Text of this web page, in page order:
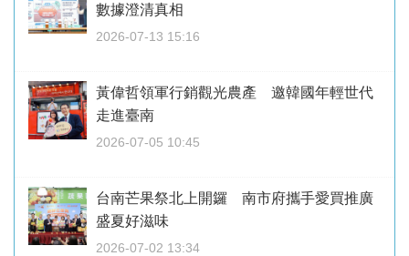
數據澄清真相
2026-07-13 15:16
黃偉哲領軍行銷觀光農產 邀韓國年輕世代
走進臺南
2026-07-05 10:45
台南芒果祭北上開鑼 南市府攜手愛買推廣
盛夏好滋味
2026-07-02 13:34